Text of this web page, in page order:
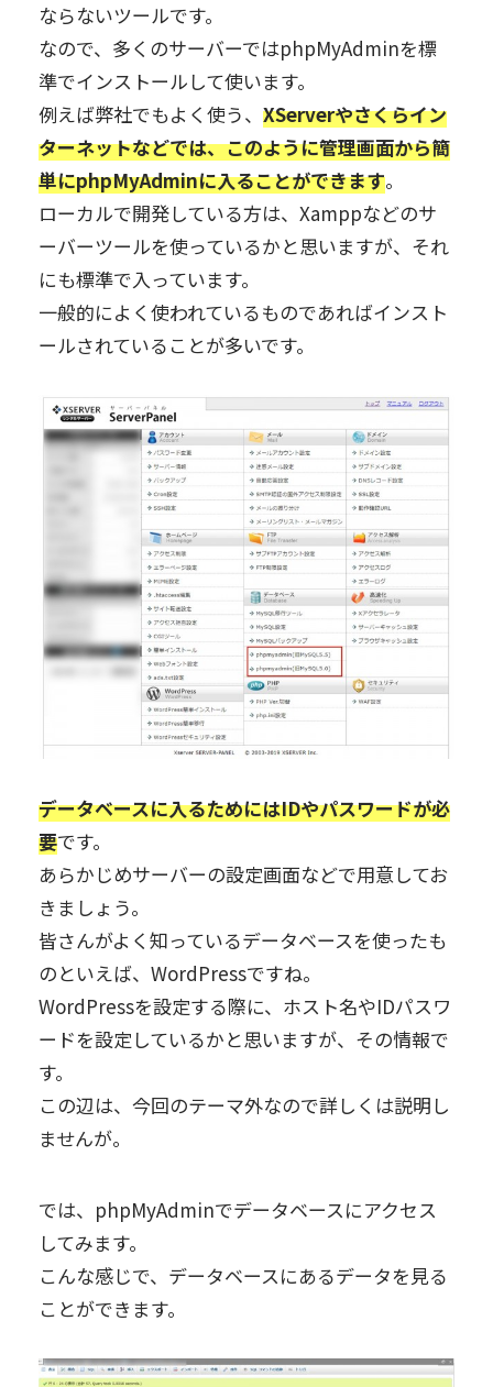
ならないツールです。
なので、多くのサーバーではphpMyAdminを標
準でインストールして使います。
例えば弊社でもよく使う、 XServerやさくらイン
ターネットなどでは、このように管理画面から簡
単にphpMyAdminに入ることができます。
ローカルで開発している方は、Xamppなどのサ
ーバーツールを使っているかと思いますが、それ
にも標準で入っています。
一般的によく使われているものであればインスト
ールされていることが多いです。
データベースに入るためにはIDやパスワードが必
要です。
あらかじめサーバーの設定画面などで用意してお
きましょう。
皆さんがよく知っているデータベースを使ったも
のといえば、WordPressですね。
WordPressを設定する際に、ホスト名やIDパスワ
ードを設定しているかと思いますが、その情報で
す。
この辺は、今回のテーマ外なので詳しくは説明し
ませんが。
では、phpMyAdminでデータベースにアクセス
してみます。
こんな感じで、データベースにあるデータを見る
ことができます。